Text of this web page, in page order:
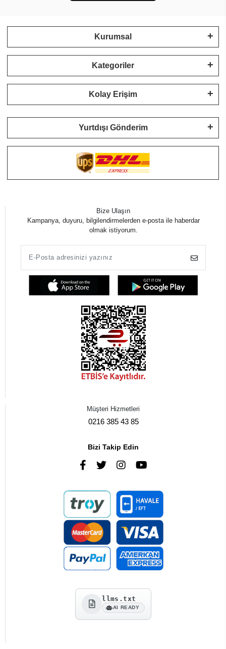
Kurumsal
Kategoriler
Kolay Erişim
Yurtdışı Gönderim
Bize Ulaşın
Kampanya, duyuru, bilgilendirmelerden e-posta ile haberdar
olmak istiyorum.
Müşteri Hizmetleri
0216 385 43 85
Bizi Takip Edin
llms.txt
AI READY